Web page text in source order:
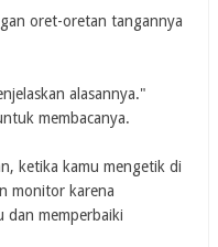
oret-oretan tangannya
alasannya."
membacanya.
ketika kamu mengetik di
monitor karena
dan memperbaiki